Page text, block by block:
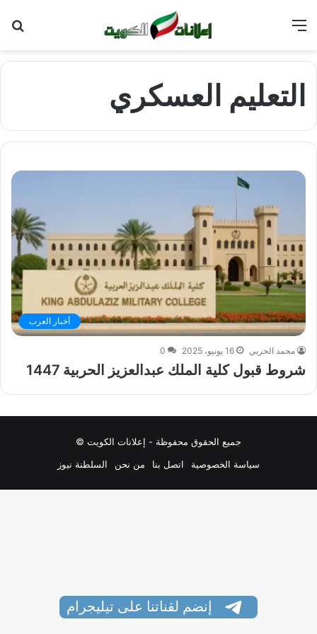
التعليم العسكري
أخبار العرب
محمد الحربي 16 يونيو، 2025 0
شروط قبول كلية الملك عبدالعزيز الحربية 1447
جميع الحقوق محفوظة - إعلانات الكويت ©
سياسة الخصوصية
اتصل بنا من نحن السلطنة نيوز
إنضم لقناتنا على تيليجرام